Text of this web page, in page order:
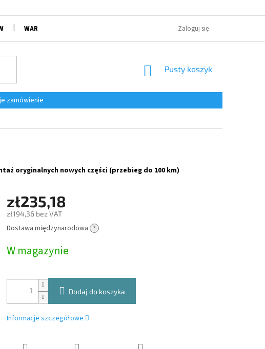
WARUNKI HANDLOWE POLITYKA OCHRONY PRYWATNOŚCI
Zaloguj się
KOSZYK
Pusty koszyk
zamówienie
oryginalnych nowych części (przebieg do 100 km)
zł235,18
zł194,36 bez VAT
Cena
Dostawa międzynarodowa ?
W magazynie
Dodaj do koszyka
Informacje szczegółowe